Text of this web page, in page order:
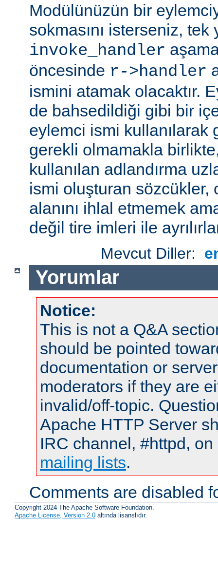
Modülünüzün bir
sokmasını isterseniz, tek
invoke_handler
öncesinde r->handler
ismini atamak olacaktır.
de bahsedildiği gibi bir
eylemci ismi kullanılarak
gerekli olmamakla
kullanılan adlandırma
ismi oluşturan sözcükler,
alanını ihlal etmemek
değil tire imleri ile
Mevcut Diller:
Yorumlar
Notice:
This is not a Q&A
should be pointed
documentation or
moderators if they are
invalid/off-topic.
Apache HTTP Server
IRC channel, #httpd,
mailing lists.
Comments are disabled
Copyright 2024 The Apache Software Foundation.
Apache License, Version 2.0 altında lisanslıdır.